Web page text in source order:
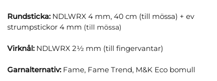
Rundsticka:NDLWRX 4 mm, 40 cm (till mössa) + ev
strumpstickor 4 mm (till mössa)
Virknål:NDLWRX 2½ mm (till fingervantar)
Garnalternativ:Fame, Fame Trend, M&K Eco bomull